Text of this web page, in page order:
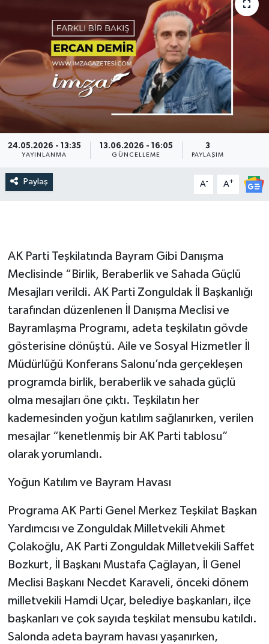
24.05.2026 - 13:35
YAYINLANMA
13.06.2026 - 16:05
GÜNCELLEME
3
PAYLAŞIM
Paylaş A- A+
AK Parti Teşkilatında Bayram Gibi Danışma
Meclisinde “Birlik, Beraberlik ve Sahada Güçlü
Mesajları verildi. AK Parti Zonguldak İl Başkanlığı
tarafından düzenlenen İl Danışma Meclisi ve
Bayramlaşma Programı, adeta teşkilatın gövde
gösterisine dönüştü. Aile ve Sosyal Hizmetler İl
Müdürlüğü Konferans Salonu’nda gerçekleşen
programda birlik, beraberlik ve sahada güçlü
olma mesajları öne çıktı. Teşkilatın her
kademesinden yoğun katılım sağlanırken, verilen
mesajlar “kenetlenmiş bir AK Parti tablosu”
olarak yorumlandı.
Yoğun Katılım ve Bayram Havası
Programa AK Parti Genel Merkez Teşkilat Başkan
Yardımcısı ve Zonguldak Milletvekili Ahmet
Çolakoğlu, AK Parti Zonguldak Milletvekili Saffet
Bozkurt, İl Başkanı Mustafa Çağlayan, İl Genel
Meclisi Başkanı Necdet Karaveli, önceki dönem
milletvekili Hamdi Uçar, belediye başkanları, ilçe
başkanları ve çok sayıda teşkilat mensubu katıldı.
Salonda adeta bayram havası yaşanırken,
DEVREK
DÜZCE
EREĞLİ
GÖKÇEBEY
KARABÜK
KASTAMONU